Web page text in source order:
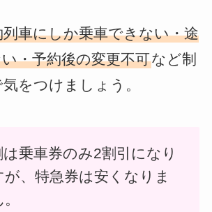
列車にしか乗車できない・途
・予約後の変更不可など制
をつけましょう。
は乗車券のみ2割引になり
が、特急券は安くなりま